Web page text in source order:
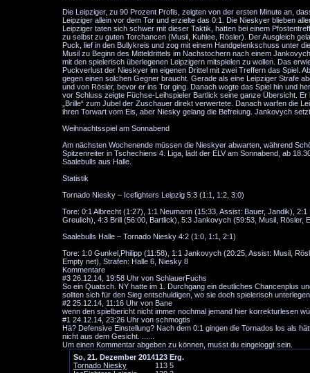
Die Leipziger, zu 90 Prozent Profis, zeigten von der ersten Minute an,
Leipziger allein vor dem Tor und erzielte das 0:1. Die Nieskyer blieben
Leipziger taten sich schwer mit dieser Taktik, hatten bei einem
zu selbst zu guten Torchancen (Musil, Kuhlee, Rösler). Der Ausgleich
Puck, lief in den Bullykreis und zog mit einem Handgelenkschuss unter
Musil zu Beginn des Mitteldrittels im Nachstochern nach einem
mit den spielerisch überlegenen Leipzigern mitspielen zu wollen. Das
Puckverlust der Nieskyer im eigenen Drittel mit zwei Treffern das Spiel.
gegen einen solchen Gegner braucht. Gerade als eine Leipziger Strafe
und von Rösler, bevor er ins Tor ging. Danach wogte das Spiel hin und
vor Schluss zeigte Füchse-Leihspieler Bartlick seine ganze Übersicht.
„Brille“ zum Jubel der Zuschauer direkt verwertete. Danach warfen die
ihren Torwart vom Eis, aber Niesky gelang die Befreiung. Jankovych
Weihnachtsspiel am Sonnabend
Am nächsten Wochenende müssen die Nieskyer abwarten, während
Spitzenreiter in Tschechiens 4. Liga, lädt der ELV am Sonnabend, ab
Saalebulls aus Halle.
Statistik
Tornado Niesky – Icefighters Leipzig 5:3 (1:1, 1:2, 3:0)
Tore: 0:1 Albrecht (1:27), 1:1 Neumann (15:33, Assist: Bauer, Jandik),
Greulich), 4:3 Brill (56:00, Bartlick), 5:3 Jankovych (59:53, Musil, Rösler,
Saalebulls Halle – Tornado Niesky 4:2 (1:0, 1:1, 2:1)
Tore: 1:0 Gunkel,Philipp (11:58), 1:1 Jankovych (20:25, Assist: Musil,
Empty net), Strafen: Halle 6, Niesky 8
Kommentare
#3 26.12.14, 19:58 Uhr von SchlauerFuchs
So ein Quatsch. NY hatte im 1. Durchgang ein deutliches Chancenplus
sollten sich für den Sieg entschuldigen, wo sie doch spielerisch
#2 25.12.14, 11:16 Uhr von Bane
wenn den spielbericht nicht immer nochmal jemand hier korrekturlesen
#1 24.12.14, 23:26 Uhr von schmogtis
Hä? Defensive Einstellung? Nach dem 0:1 gingen die Tornados los als
nicht aus dem Gesicht. ......
Um einen Kommentar abgeben zu können, musst du eingeloggt sein.
So, 21. Dezember 2014123 Erg.
Tornado Niesky
1 13 5